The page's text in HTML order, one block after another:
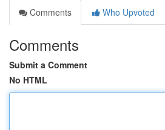
Comments
Who Upvoted
Comments
Submit a Comment
No HTML